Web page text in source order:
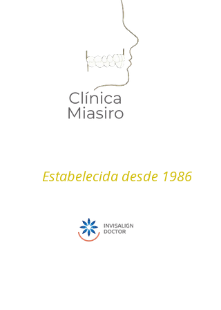
Estabelecida desde 1986